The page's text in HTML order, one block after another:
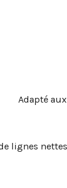
Adapté
lignes